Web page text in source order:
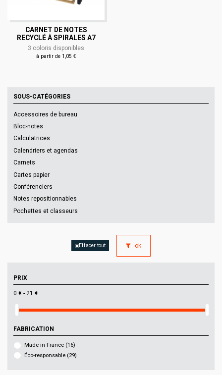
CARNET DE NOTES
RECYCLÉ À SPIRALES A7
3 coloris disponibles
à partir de 1,05 €
SOUS-CATÉGORIES
Accessoires de bureau
Bloc-notes
Calculatrices
Calendriers et agendas
Carnets
Cartes papier
Conférenciers
Notes repositionnables
Pochettes et classeurs
Effacer tout ok
PRIX
0 € - 21 €
FABRICATION
Made in France (16)
Éco-responsable (29)